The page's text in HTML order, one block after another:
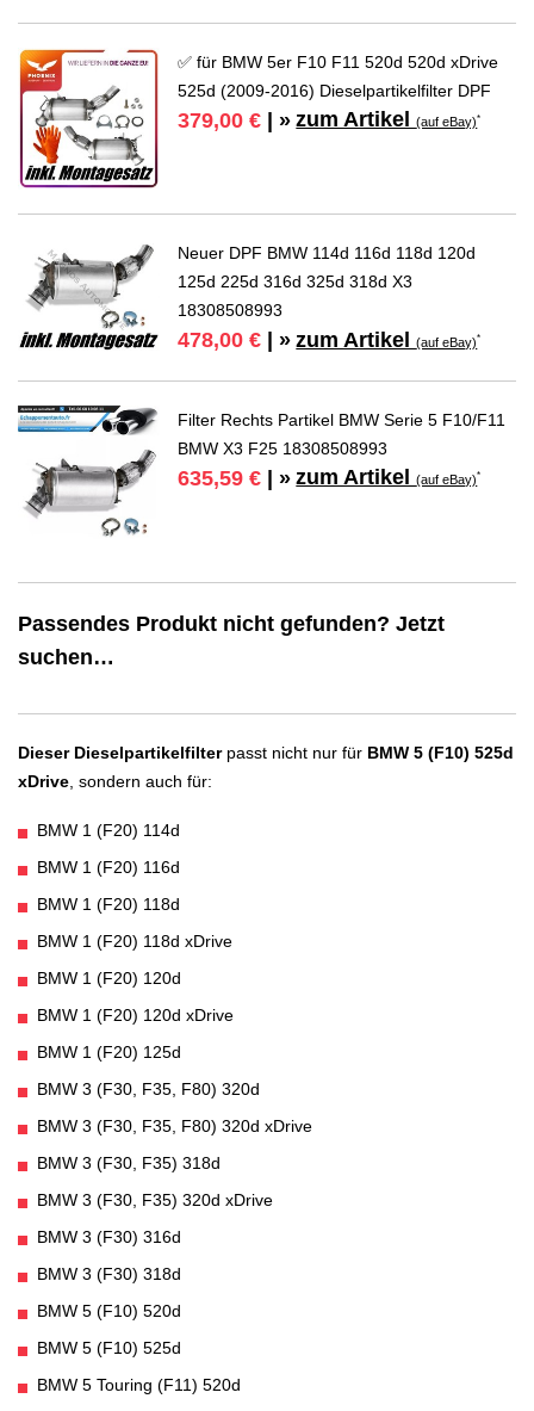
✅ für BMW 5er F10 F11 520d 520d xDrive
525d (2009-2016) Dieselpartikelfilter DPF
379,00 € | » zum Artikel(auf eBay)*
Neuer DPF BMW 114d 116d 118d 120d
125d 225d 316d 325d 318d X3
18308508993
478,00 € | » zum Artikel(auf eBay)*
Filter Rechts Partikel BMW Serie 5 F10/F11
BMW X3 F25 18308508993
635,59 € | » zum Artikel(auf eBay)*
Passendes Produkt nicht gefunden? Jetzt
suchen…
Dieser Dieselpartikelfilterpasst nicht nur für BMW 5 (F10) 525d
xDrive , sondern auch für:
BMW 1 (F20) 114d
BMW 1 (F20) 116d
BMW 1 (F20) 118d
BMW 1 (F20) 118d xDrive
BMW 1 (F20) 120d
BMW 1 (F20) 120d xDrive
BMW 1 (F20) 125d
BMW 3 (F30, F35, F80) 320d
BMW 3 (F30, F35, F80) 320d xDrive
BMW 3 (F30, F35) 318d
BMW 3 (F30, F35) 320d xDrive
BMW 3 (F30) 316d
BMW 3 (F30) 318d
BMW 5 (F10) 520d
BMW 5 (F10) 525d
BMW 5 Touring (F11) 520d